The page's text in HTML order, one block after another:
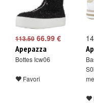
113.50 66.99 €
Apepazza
Bottes Icw06
Favori